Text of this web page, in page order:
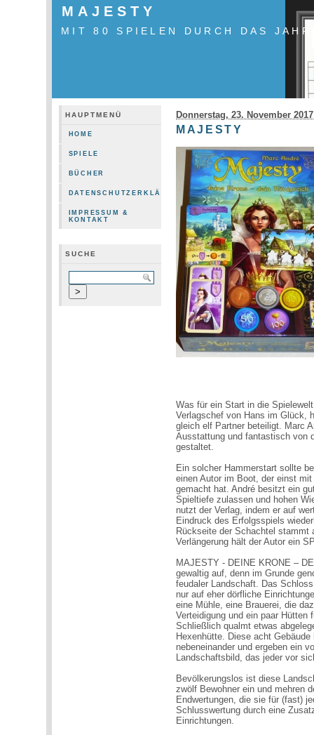
MAJESTY
MIT 80 SPIELEN DURCH DAS JAHR
HAUPTMENÜ
HOME
SPIELE
BÜCHER
DATENSCHUTZERKLÄRUNG
IMPRESSUM &
KONTAKT
SUCHE
Donnerstag, 23. November 2017
MAJESTY
Was für ein Start in die
Verlagschef von Hans im Glück,
gleich elf Partner beteiligt. Marc
Ausstattung und fantastisch von
gestaltet.
Ein solcher Hammerstart sollte
einen Autor im Boot, der einst
gemacht hat. André besitzt ein
Spieltiefe zulassen und hohen
nutzt der Verlag, indem er auf
Eindruck des Erfolgsspiels
Rückseite der Schachtel stammt
Verlängerung hält der Autor ein
MAJESTY - DEINE KRONE –
gewaltig auf, denn im Grunde
feudaler Landschaft. Das
nur auf eher dörfliche
eine Mühle, eine Brauerei, die
Verteidigung und ein paar Hütten
Schließlich qualmt etwas
Hexenhütte. Diese acht
nebeneinander und ergeben ein
Landschaftsbild, das jeder vor
Bevölkerungslos ist diese
zwölf Bewohner ein und mehren
Endwertungen, die sie für (fast)
Schlusswertung durch eine
Einrichtungen.